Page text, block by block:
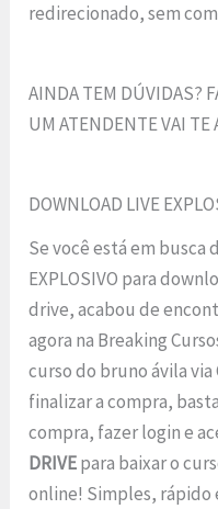
redirecionado, sem
AINDA TEM DÚVIDAS?
UM ATENDENTE VAI TE
DOWNLOAD LIVE
Se você está em busca
EXPLOSIVO para
drive, acabou de
agora na Breaking
curso do bruno ávila via
finalizar a compra,
compra, fazer login e
DRIVEpara baixar o
online! Simples, rápido